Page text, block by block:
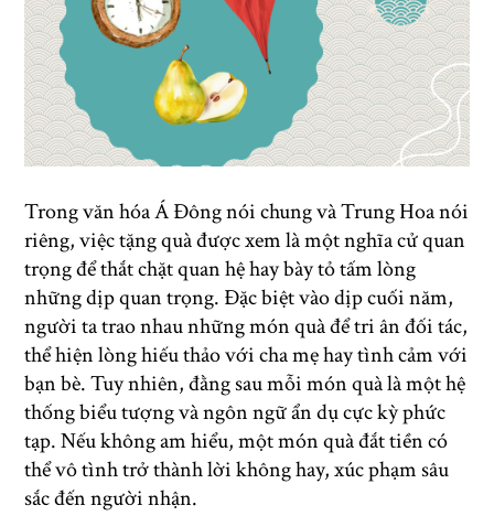
Trong văn hóa Á Đông nói chung và Trung Hoa nói
riêng, việc tặng quàđược xem là một nghĩa cử quan
trọng để thắt chặt quan hệ hay bày tỏ tấm lòng
những dịp quan trọng. Đặc biệt vào dịp cuối năm,
người ta trao nhau những món quà để tri ân đối tác,
thể hiện lòng hiếu thảo với cha mẹ hay tình cảm với
bạn bè. Tuy nhiên, đằng sau mỗi món quà là một hệ
thống biểu tượng và ngôn ngữ ẩn dụ cực kỳ phức
tạp. Nếu không am hiểu, một món quà đắt tiền có
thể vô tình trở thành lời không hay, xúc phạm sâu
sắc đến người nhận.